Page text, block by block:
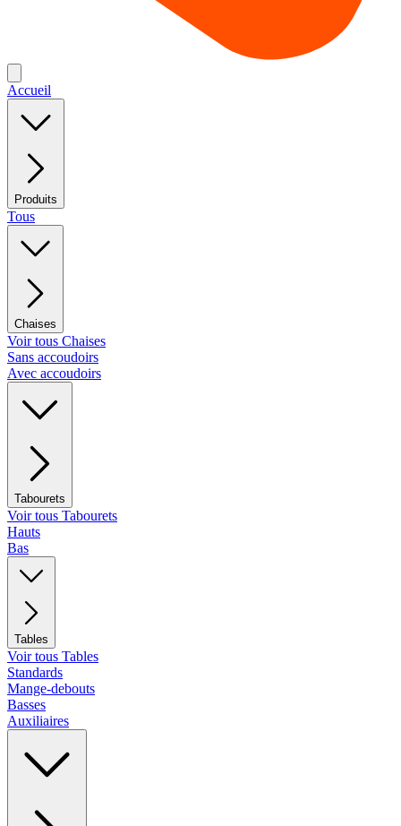
Accueil
Produits
Tous
Chaises
Voir tous Chaises
Sans accoudoirs
Avec accoudoirs
Tabourets
Voir tous Tabourets
Hauts
Bas
Tables
Voir tous Tables
Standards
Mange-debouts
Basses
Auxiliaires